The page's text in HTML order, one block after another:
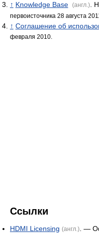
↑ Knowledge Base (англ.).
первоисточника 28 августа
↑ Соглашение об
февраля 2010.
Ссылки
HDMI Licensing (англ.). —